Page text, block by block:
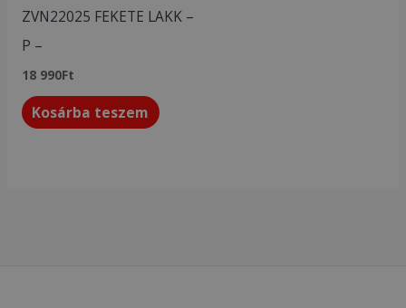
ZVN22025 FEKETE LAKK –
P –
18 990Ft
Kosárba teszem